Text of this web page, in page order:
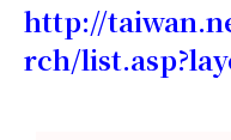
http://
rch/